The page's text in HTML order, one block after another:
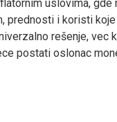
uslovima,
prednosti i koristi
rešenje, vec
postati oslonac